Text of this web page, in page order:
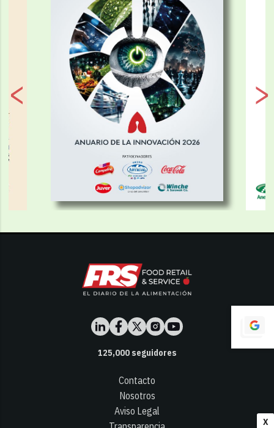
X
125,000seguidores
Contacto
Nosotros
Aviso Legal